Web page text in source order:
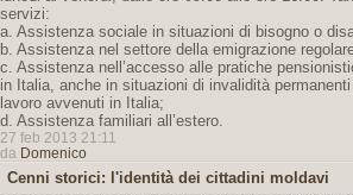
servizi:
a. Assistenza sociale in situazioni di bisogno o
b. Assistenza nel settore della emigrazione
c. Assistenza nell’accesso alle pratiche
in Italia, anche in situazioni di invalidità
lavoro avvenuti in Italia;
d. Assistenza familiari all’estero.
27 feb 2013 21:11
da Domenico
Cenni storici: l'identità dei cittadini moldavi